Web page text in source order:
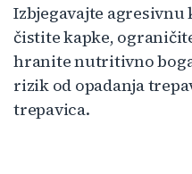
Izbjegavajte
čistite kapke,
hranite nutritivno
rizik od opadanja
trepavica.